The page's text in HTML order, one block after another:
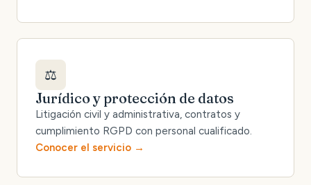
⚖️
Jurídico y protección de datos
Litigación civil y administrativa, contratos y
cumplimiento RGPD con personal cualificado.
Conocer el servicio